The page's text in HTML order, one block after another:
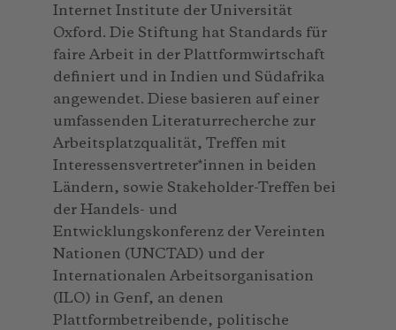
Internet Institute der Universität
Oxford. Die Stiftung hat Standards für
faire Arbeit in der Plattformwirtschaft
definiert und in Indien und Südafrika
angewendet. Diese basieren auf einer
umfassenden Literaturrecherche zur
Arbeitsplatzqualität, Treffen mit
Interessensvertreter*innen in beiden
Ländern, sowie Stakeholder-Treffen bei
der Handels- und
Entwicklungskonferenz der Vereinten
Nationen (UNCTAD) und der
Internationalen Arbeitsorganisation
(ILO) in Genf, an denen
Plattformbetreibende, politische